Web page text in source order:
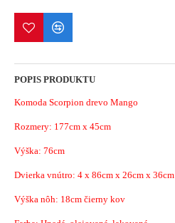
POPIS PRODUKTU
Komoda Scorpion drevo Mango
Rozmery: 177cm x 45cm
Výška: 76cm
Dvierka vnútro: 4 x 86cm x 26cm x 36cm
Výška nôh: 18cm čierny kov